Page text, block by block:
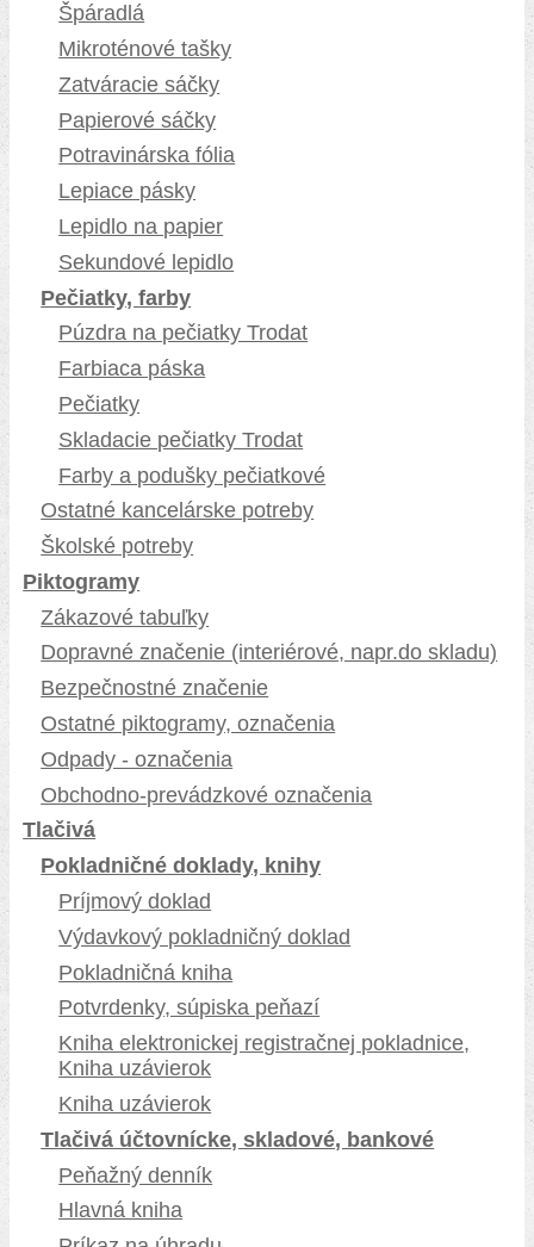
Špáradlá
Mikroténové tašky
Zatváracie sáčky
Papierové sáčky
Potravinárska fólia
Lepiace pásky
Lepidlo na papier
Sekundové lepidlo
Pečiatky, farby
Púzdra na pečiatky Trodat
Farbiaca páska
Pečiatky
Skladacie pečiatky Trodat
Farby a podušky pečiatkové
Ostatné kancelárske potreby
Školské potreby
Piktogramy
Zákazové tabuľky
Dopravné značenie (interiérové, napr.do skladu)
Bezpečnostné značenie
Ostatné piktogramy, označenia
Odpady - označenia
Obchodno-prevádzkové označenia
Tlačivá
Pokladničné doklady, knihy
Príjmový doklad
Výdavkový pokladničný doklad
Pokladničná kniha
Potvrdenky, súpiska peňazí
Kniha elektronickej registračnej pokladnice,
Kniha uzávierok
Kniha uzávierok
Tlačivá účtovnícke, skladové, bankové
Peňažný denník
Hlavná kniha